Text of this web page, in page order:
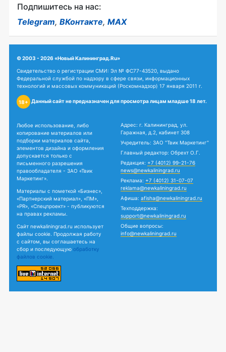
Подпишитесь на нас:
Telegram, ВКонтакте, MAX
© 2003 - 2026 «Новый Калининград.Ru»
Свидетельство о регистрации СМИ: Эл № ФС77-43520, выдано
Федеральной службой по надзору в сфере связи, информационных
технологий и массовых коммуникаций (Роскомнадзор) 17 января 2011 г.
18+ Данный сайт не предназначен для просмотра лицам младше 18 лет.
Любое использование, либо
копирование материалов или
подборки материалов сайта,
элементов дизайна и оформления
допускается только с
письменного разрешения
правообладателя - ЗАО «Твик
Маркетинг».
Материалы с пометкой «Бизнес»,
«Партнерский материал», «ПМ»,
«PR», «Спецпроект» - публикуются
на правах рекламы.
Сайт newkaliningrad.ru использует
файлы cookie. Продолжая работу
с сайтом, вы соглашаетесь на
сбор и последующую обработку
файлов cookie.
Адрес: г. Калининград, ул.
Гаражная, д.2, кабинет 308
Учредитель: ЗАО "Твик Маркетинг"
Главный редактор: Обрехт О.Г.
Редакция: +7 (4012) 99-21-76
news@newkaliningrad.ru
Реклама: +7 (4012) 31-07-07
reklama@newkaliningrad.ru
Афиша: afisha@newkaliningrad.ru
Техподдержка:
support@newkaliningrad.ru
Общие вопросы:
info@newkaliningrad.ru